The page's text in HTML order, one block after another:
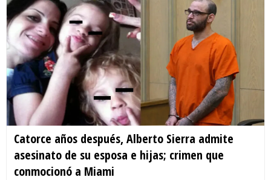
Catorce años después, Alberto Sierra admite
asesinato de su esposa e hijas; crimen que
conmocionó a Miami